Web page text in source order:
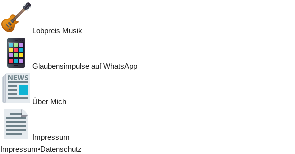
Lobpreis Musik
Glaubensimpulse auf WhatsApp
Über Mich
Impressum
Impressum⦁Datenschutz